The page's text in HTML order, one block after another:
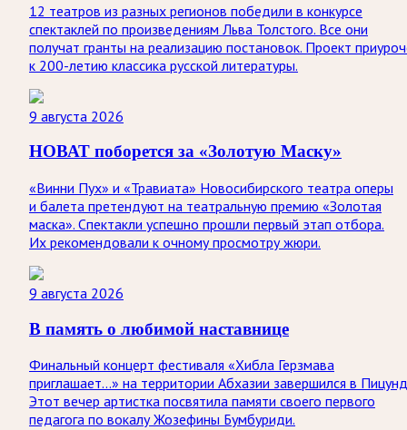
12 театров из разных регионов победили в конкурсе
спектаклей по произведениям Льва Толстого. Все они
получат гранты на реализацию постановок. Проект
к 200-летию классика русской литературы.
9 августа 2026
НОВАТ поборется за «Золотую Маску»
«Винни Пух» и «Травиата» Новосибирского театра оперы
и балета претендуют на театральную премию «Золотая
маска». Спектакли успешно прошли первый этап отбора.
Их рекомендовали к очному просмотру жюри.
9 августа 2026
В память о любимой наставнице
Финальный концерт фестиваля «Хибла Герзмава
приглашает…» на территории Абхазии завершился в
Этот вечер артистка посвятила памяти своего первого
педагога по вокалу Жозефины Бумбуриди.